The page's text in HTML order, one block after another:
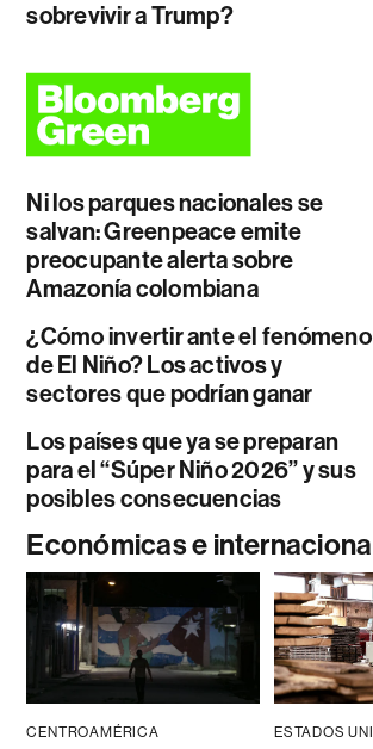
sobrevivir a Trump?
Ni los parques nacionales se
salvan: Greenpeace emite
preocupante alerta sobre
Amazonía colombiana
¿Cómo invertir ante el fenómeno
de El Niño? Los activos y
sectores que podrían ganar
Los países que ya se preparan
para el “Súper Niño 2026” y sus
posibles consecuencias
Económicas e
CENTROAMÉRICA ESTADOS